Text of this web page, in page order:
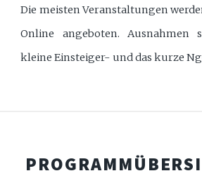
Die meisten Veranstaltungen
Online angeboten. Ausnahmen
kleine Einsteiger- und das kurze